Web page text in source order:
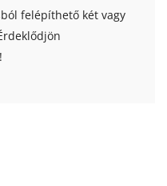
felépíthető két vagy